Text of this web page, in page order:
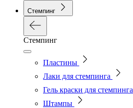
Стемпинг
Стемпинг
Пластины
Лаки для стемпинга
Гель краски для стемпинга
Штампы